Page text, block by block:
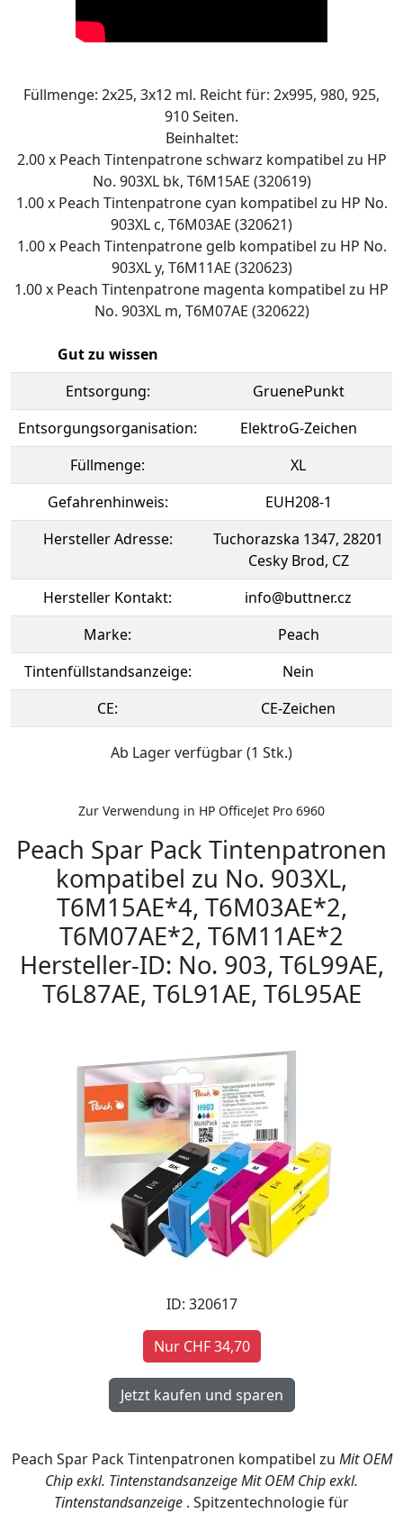
Füllmenge: 2x25, 3x12 ml. Reicht für: 2x995, 980, 925,
910 Seiten.
Beinhaltet:
2.00 x Peach Tintenpatrone schwarz kompatibel zu HP
No. 903XL bk, T6M15AE (320619)
1.00 x Peach Tintenpatrone cyan kompatibel zu HP No.
903XL c, T6M03AE (320621)
1.00 x Peach Tintenpatrone gelb kompatibel zu HP No.
903XL y, T6M11AE (320623)
1.00 x Peach Tintenpatrone magenta kompatibel zu HP
No. 903XL m, T6M07AE (320622)
Gut zu wissen
Entsorgung:
GruenePunkt
Entsorgungsorganisation:
ElektroG-Zeichen
Füllmenge:
XL
Gefahrenhinweis:
EUH208-1
Hersteller Adresse:
Tuchorazska 1347, 28201
Cesky Brod, CZ
Hersteller Kontakt:
info@buttner.cz
Marke:
Peach
Tintenfüllstandsanzeige:
Nein
CE:
CE-Zeichen
Ab Lager verfügbar (1 Stk.)
Zur Verwendung in HP OfficeJet Pro 6960
Peach Spar Pack Tintenpatronen
kompatibel zu No. 903XL,
T6M15AE*4, T6M03AE*2,
T6M07AE*2, T6M11AE*2
Hersteller-ID: No. 903, T6L99AE,
T6L87AE, T6L91AE, T6L95AE
ID: 320617
Nur CHF 34,70
Peach Spar Pack Tintenpatronen kompatibel zu Mit OEM
Chip exkl. TintenstandsanzeigeMit OEM Chip exkl.
Tintenstandsanzeige . Spitzentechnologie für